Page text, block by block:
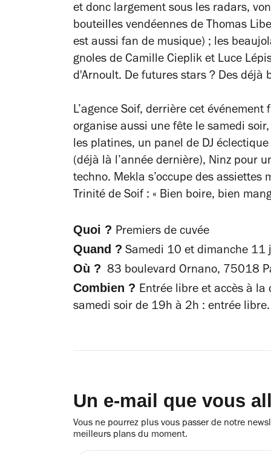
et donc largement sous les radars,
bouteilles vendéennes de Thomas
est aussi fan de musique) ; les
gnoles de Camille Cieplik et Luce
d'Arnoult. De futures stars ? Des déjà
L’agence Soif, derrière cet
organise aussi une fête le samedi
les platines, un panel de DJ
(déjà là l’année dernière), Ninz pour
techno. Mekla s’occupe des
Trinité de Soif : « Bien boire, bien
Quoi ? Premiers de cuvée
Quand ? Samedi 10 et dimanche
Où ? 83 boulevard Ornano, 75018
Combien ? Entrée libre et accès à
samedi soir de 19h à 2h : entrée libre.
Un e-mail que vous
Vous ne pourrez plus vous passer de notre
meilleurs plans du moment.